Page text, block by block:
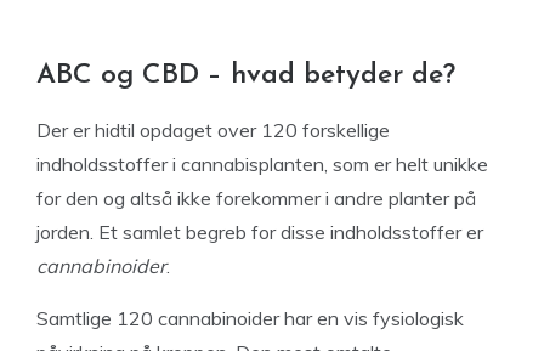
ABC og CBD – hvad betyder de?
Der er hidtil opdaget over 120 forskellige
indholdsstoffer i cannabisplanten, som er helt unikke
for den og altså ikke forekommer i andre planter på
jorden. Et samlet begreb for disse indholdsstoffer er
cannabinoider.
Samtlige 120 cannabinoider har en vis fysiologisk